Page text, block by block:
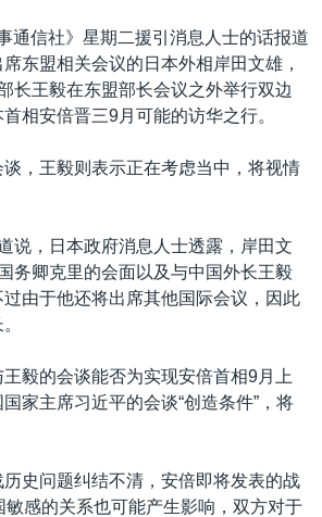
通信社》星期二援引消息人士的话报道
东盟相关会议的日本外相岸田文雄，
长王毅在东盟部长会议之外举行双边
相安倍晋三9月可能的访华之行。
，王毅则表示正在考虑当中，将视情
说，日本政府消息人士透露，岸田文
务卿克里的会面以及与中国外长王毅
由于他还将出席其他国际会议，因此
毅的会谈能否为实现安倍首相9月上
家主席习近平的会谈“创造条件”，将
史问题纠结不清，安倍即将发表的战
敏感的关系也可能产生影响，双方对于